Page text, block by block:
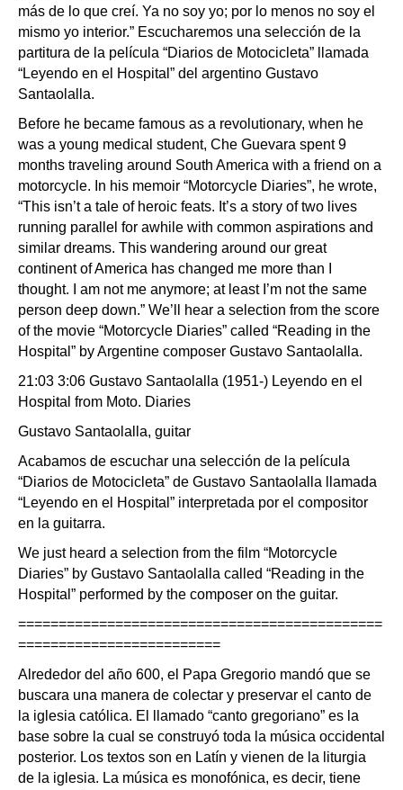
más de lo que creí. Ya no soy yo; por lo menos no soy el
mismo yo interior.” Escucharemos una selección de la
partitura de la película “Diarios de Motocicleta” llamada
“Leyendo en el Hospital” del argentino Gustavo
Santaolalla.
Before he became famous as a revolutionary, when he
was a young medical student, Che Guevara spent 9
months traveling around South America with a friend on a
motorcycle. In his memoir “Motorcycle Diaries”, he wrote,
“This isn’t a tale of heroic feats. It’s a story of two lives
running parallel for awhile with common aspirations and
similar dreams. This wandering around our great
continent of America has changed me more than I
thought. I am not me anymore; at least I’m not the same
person deep down.” We’ll hear a selection from the score
of the movie “Motorcycle Diaries” called “Reading in the
Hospital” by Argentine composer Gustavo Santaolalla.
21:03 3:06 Gustavo Santaolalla (1951-) Leyendo en el
Hospital from Moto. Diaries
Gustavo Santaolalla, guitar
Acabamos de escuchar una selección de la película
“Diarios de Motocicleta” de Gustavo Santaolalla llamada
“Leyendo en el Hospital” interpretada por el compositor
en la guitarra.
We just heard a selection from the film “Motorcycle
Diaries” by Gustavo Santaolalla called “Reading in the
Hospital” performed by the composer on the guitar.
=============================================
=========================
Alrededor del año 600, el Papa Gregorio mandó que se
buscara una manera de colectar y preservar el canto de
la iglesia católica. El llamado “canto gregoriano” es la
base sobre la cual se construyó toda la música occidental
posterior. Los textos son en Latín y vienen de la liturgia
de la iglesia. La música es monofónica, es decir, tiene